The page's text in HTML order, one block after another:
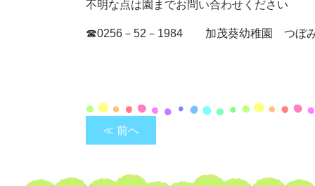
不明な点は園までお問い合わせください
☎0256－52－1984 加茂葵幼稚園 つぼ
≪ 前へ